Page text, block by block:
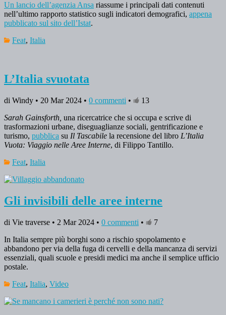
Un lancio dell’agenzia Ansa riassume i principali dati contenuti
nell’ultimo rapporto statistico sugli indicatori demografici, appena
pubblicato sul sito dell’Istat.
Feat, Italia
L’Italia svuotata
di Windy • 20 Mar 2024 • 0 commenti •
13
Sarah Gainsforth una ricercatrice che si occupa e scrive di
trasformazioni urbane, diseguaglianze sociali, gentrificazione e
turismo, pubblica su Il Tascabile la recensione del libro L’Italia
Vuota: Viaggio nelle Aree Interne, di Filippo Tantillo.
Feat, Italia
Gli invisibili delle aree interne
di Vie traverse • 2 Mar 2024 • 0 commenti •
7
In Italia sempre più borghi sono a rischio spopolamento e
abbandono per via della fuga di cervelli e della mancanza di servizi
essenziali, quali scuole e presidi medici ma anche il semplice ufficio
postale.
Feat, Italia, Video